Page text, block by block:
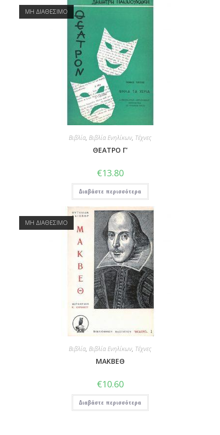
ΜΗ ΔΙΑΘΕΣΙΜΟ
Βιβλία, Βιβλία Ενηλίκων, Τέχνες
ΘΕΑΤΡΟ Γ’
€13.80
Διαβάστε περισσότερα
ΜΗ ΔΙΑΘΕΣΙΜΟ
Βιβλία, Βιβλία Ενηλίκων, Τέχνες
ΜΑΚΒΕΘ
€10.60
Διαβάστε περισσότερα